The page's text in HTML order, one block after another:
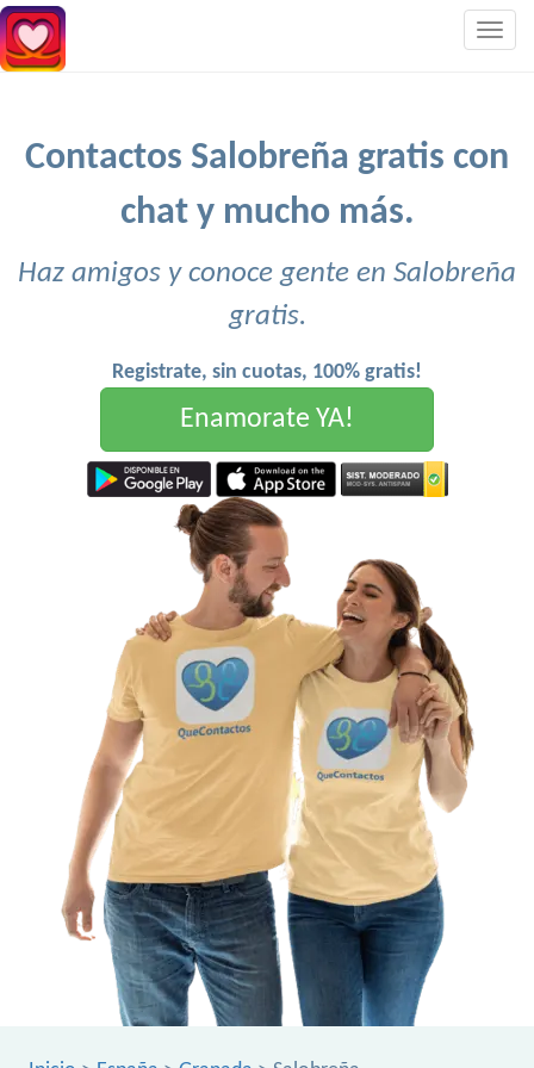
Contactos Salobreña gratis con
chat y mucho más.
Haz amigos y conoce gente en Salobreña
gratis.
Registrate, sin cuotas, 100% gratis!
Enamorate YA!